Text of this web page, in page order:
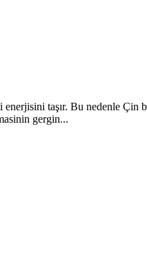
taşır. Bu nedenle Çin
gergin...